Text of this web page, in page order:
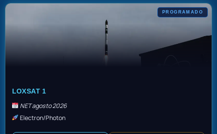
PROGRAMADO
LOXSAT 1
NET agosto 2026
Electron/Photon